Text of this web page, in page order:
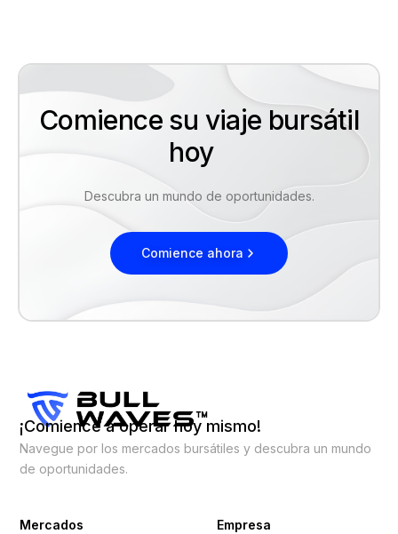
Comience su viaje bursátil
hoy
Descubra un mundo de oportunidades.
Comience ahora
¡Comience a operar hoy mismo!
Navegue por los mercados bursátiles y descubra un mundo
de oportunidades.
Mercados Empresa